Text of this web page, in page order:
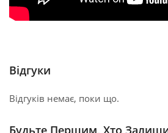
Відгуки
Відгуків немає, поки що.
Будьте Першим, Хто